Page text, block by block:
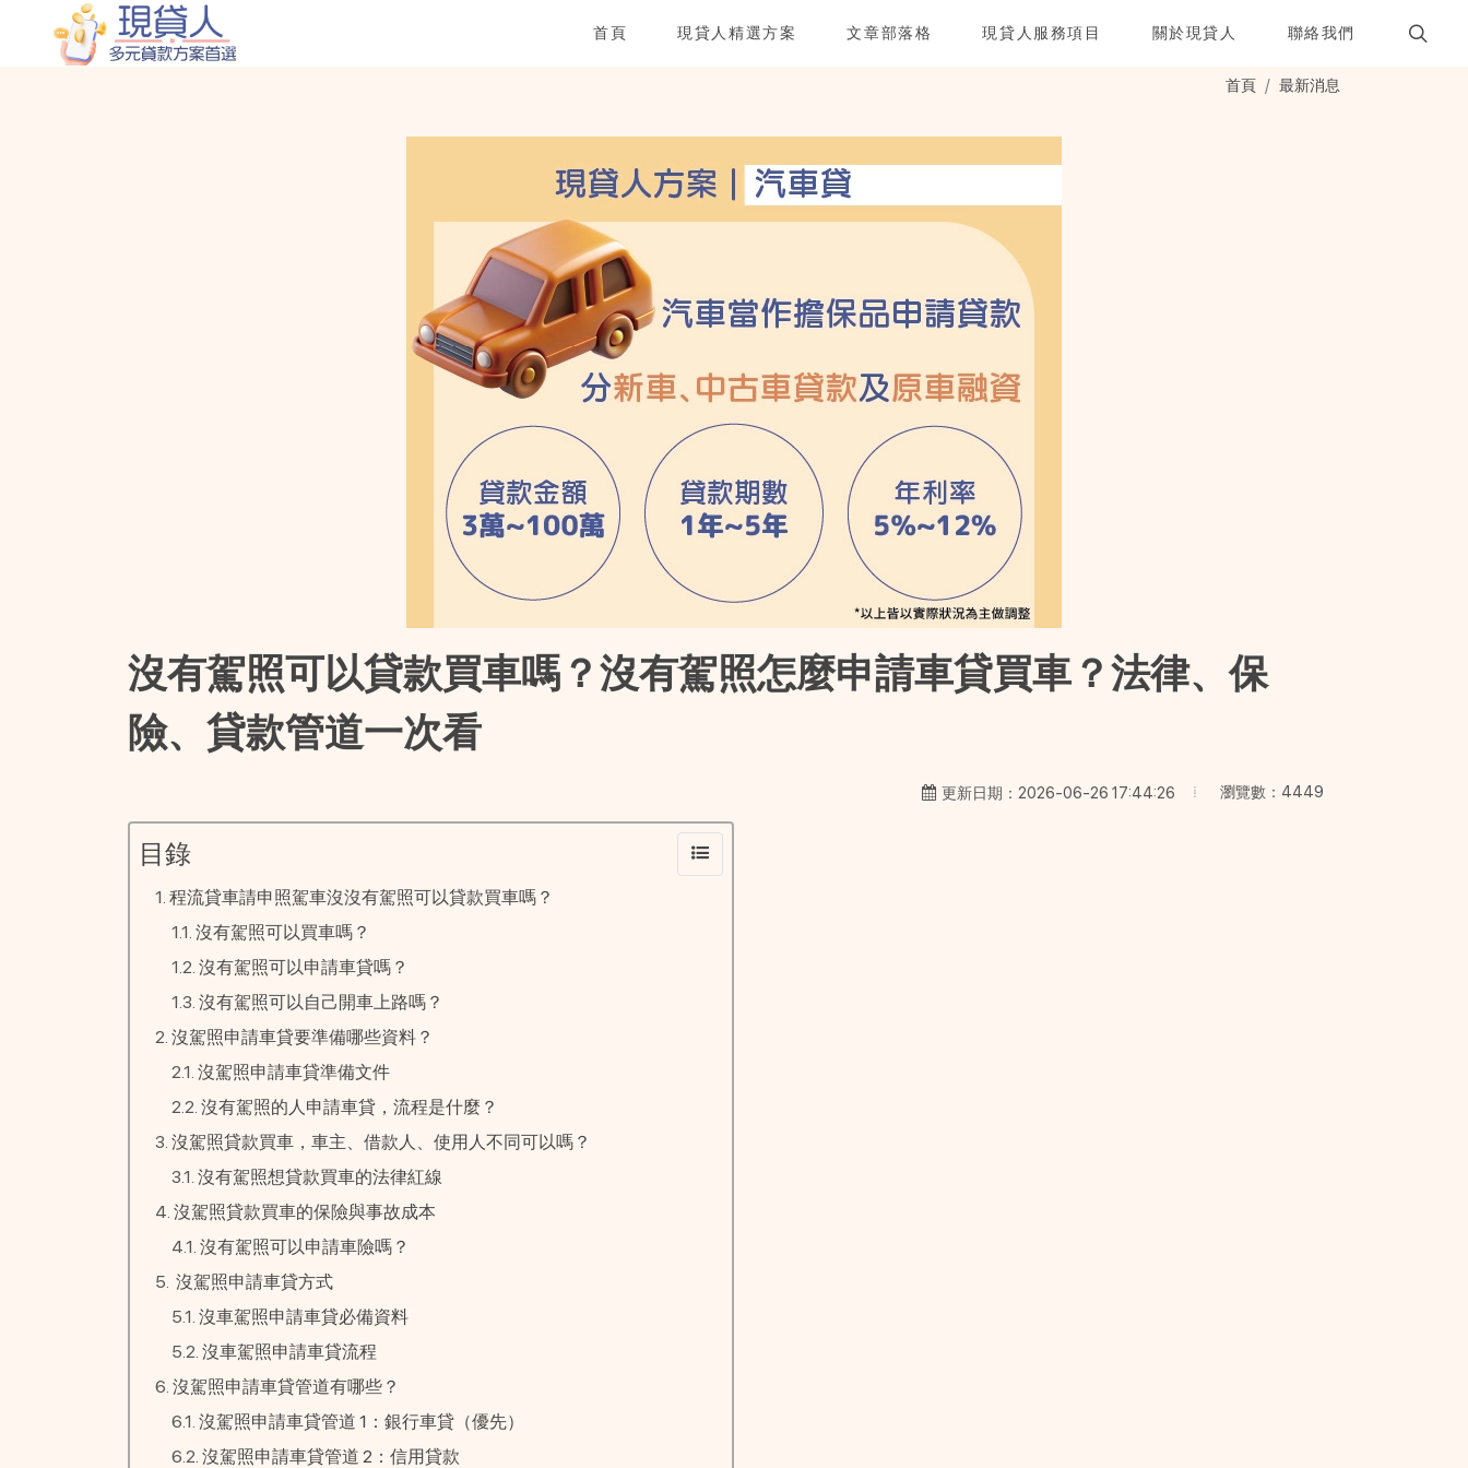
首頁 現貸人精選方案 文章部落格 現貸人服務項目 關於現貸人 聯絡我們
首頁 最新消息
沒有駕照可以貸款買車嗎？沒有駕照怎麼申請車貸買車？法律、保
險、貸款管道一次看
更新日期：2026-06-26 17:44:26 瀏覽數：4449
目錄
程流貸車請申照駕車沒沒有駕照可以貸款買車嗎？
沒有駕照可以買車嗎？
沒有駕照可以申請車貸嗎？
沒有駕照可以自己開車上路嗎？
沒駕照申請車貸要準備哪些資料？
沒駕照申請車貸準備文件
沒有駕照的人申請車貸，流程是什麼？
沒駕照貸款買車，車主、借款人、使用人不同可以嗎？
沒有駕照想貸款買車的法律紅線
沒駕照貸款買車的保險與事故成本
沒有駕照可以申請車險嗎？
沒駕照申請車貸方式
沒車駕照申請車貸必備資料
沒車駕照申請車貸流程
沒駕照申請車貸管道有哪些？
沒駕照申請車貸管道 1：銀行車貸（優先）
沒駕照申請車貸管道 2：信用貸款